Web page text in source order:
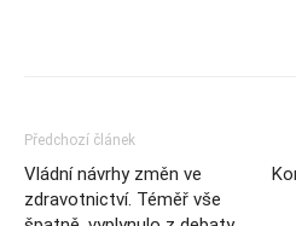
Předchozí článek
Vládní návrhy změn ve
zdravotnictví. Téměř vše